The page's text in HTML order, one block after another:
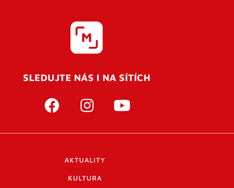
SLEDUJTE NÁS I NA SÍTÍCH
AKTUALITY
KULTURA